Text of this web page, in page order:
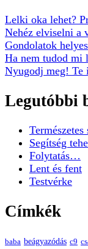
Lelki oka lehet?
Nehéz elviselni a
Gondolatok
Ha nem tudod mi
Nyugodj meg! Te
Legutóbbi
Természetes
Segítség
Folytatás…
Lent és fent
Testvérke
Címkék
baba beágyazódás c9